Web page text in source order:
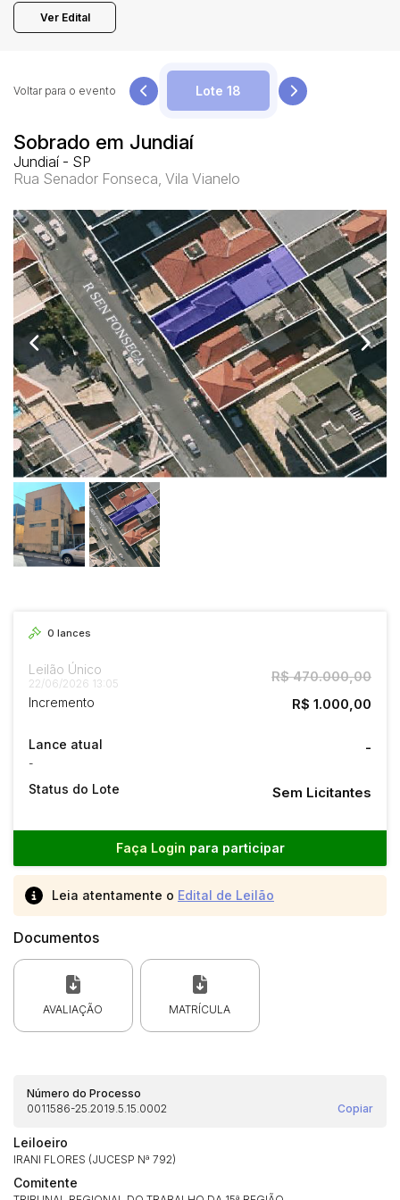
Ver Edital
Sobrado em Jundiaí
Jundiaí - SP
Rua Senador Fonseca, Vila Vianelo
Voltar para o evento
0 lances
Leilão Único
22/06/2026 13:05 R$ 470.000,00
Incremento R$ 1.000,00
Lance atual
-
-
Status do Lote Sem Licitantes
Faça Login para participar
Leia atentamente o Edital de Leilão
Documentos
AVALIAÇÃO MATRÍCULA
Número do Processo
0011586-25.2019.5.15.0002
Copiar
Leiloeiro
IRANI FLORES (JUCESP Nª 792)
Comitente